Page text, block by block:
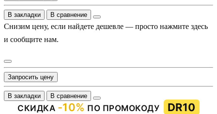
В закладки В сравнение
Снизим цену, если найдете дешевле — просто нажмите здесь
и сообщите нам.
Запросить цену
В закладки В сравнение
СКИДКА -10% ПО ПРОМОКОДУ DR10